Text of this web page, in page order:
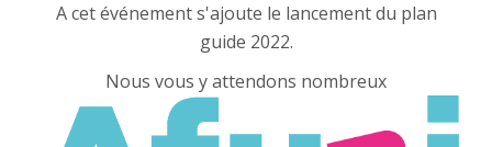
A cet événement s'ajoute le lancement du plan
guide 2022.
Nous vous y attendons nombreux